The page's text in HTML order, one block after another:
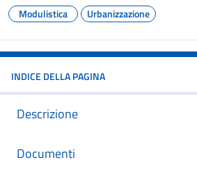
Modulistica Urbanizzazione
INDICE DELLA PAGINA
Descrizione
Documenti